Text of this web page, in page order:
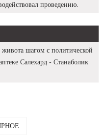
проведению.
шагом с политической
Салехард - Станаболик